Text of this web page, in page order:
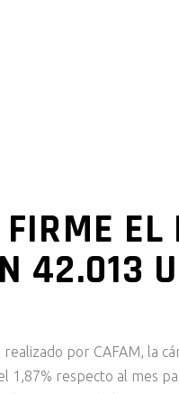
42.013
por CAFAM, la
1,87% respecto al mes